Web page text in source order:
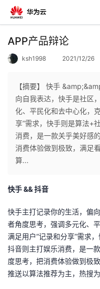
返
个
人
我
发
者
我
APP产品辩论
ksh1998 2021/12/26
【摘要】 快手
向自我表达，快手是社区
化、平民化和去中心化，
享”需求，快手则是算法+
消费，是一款关乎美好感
消费体验做到极致，满足
算...
快手 && 抖音
快手主打记录你的生活，偏
者角度思考，强调多元化、
满足用户“记录和分享”需求
抖音则主打娱乐消费，是一
度思考，把消费体验做到极
推送以算法推荐为主，热搜为